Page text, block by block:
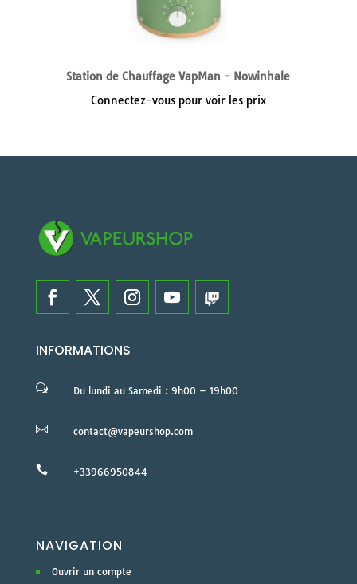
Station de Chauffage VapMan - Nowinhale
Connectez-vous pour voir les prix
INFORMATIONS
w Du lundi au Samedi : 9h00 – 19h00
 contact@vapeurshop.com
 +33966950844
NAVIGATION
Ouvrir un compte